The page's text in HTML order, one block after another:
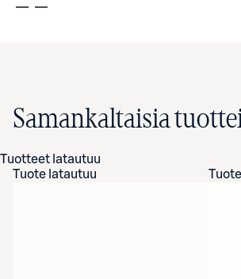
Samankaltaisia
Tuotteet latautuu
Tuote latautuu